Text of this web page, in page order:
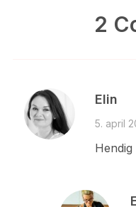
2
Elin
5. april
Hendig